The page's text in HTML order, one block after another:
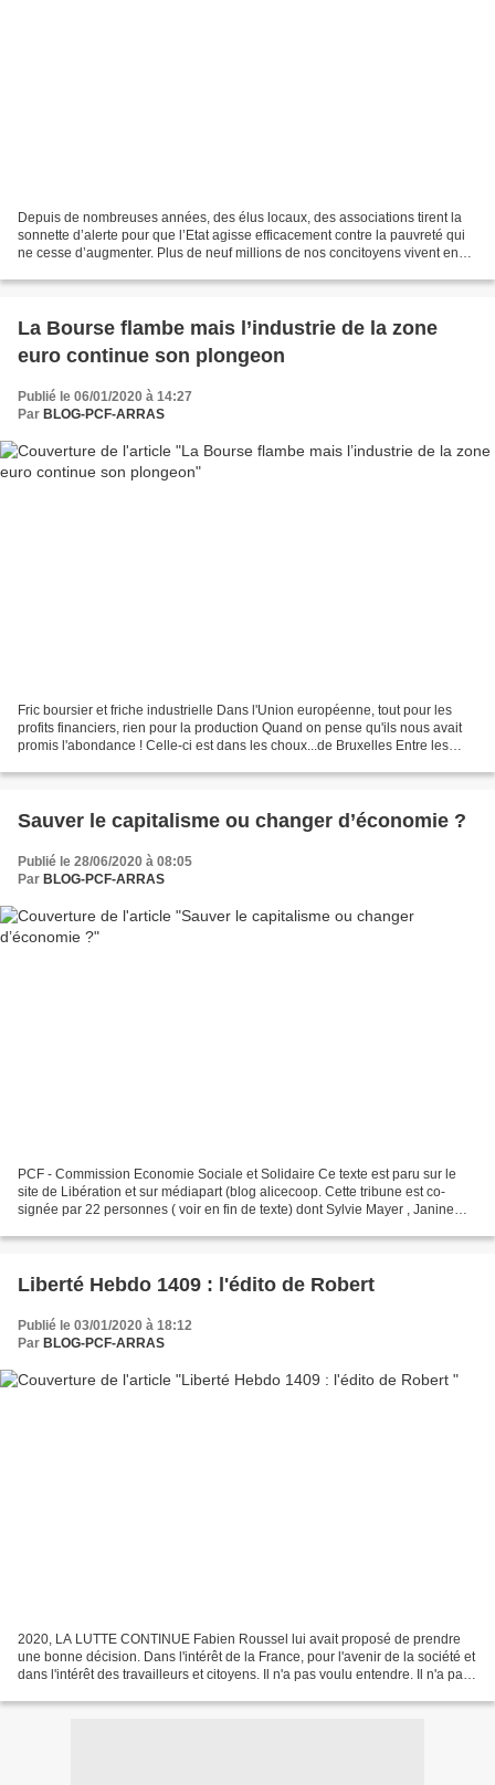
Depuis de nombreuses années, des élus locaux, des associations tirent la
sonnette d’alerte pour que l’Etat agisse efficacement contre la pauvreté qui
ne cesse d’augmenter. Plus de neuf millions de nos concitoyens vivent en
La Bourse flambe mais l’industrie de la zone
euro continue son plongeon
Publié le 06/01/2020 à 14:27
Par BLOG-PCF-ARRAS
Fric boursier et friche industrielle Dans l'Union européenne, tout pour les
profits financiers, rien pour la production Quand on pense qu'ils nous avait
promis l'abondance ! Celle-ci est dans les choux...de Bruxelles Entre les
Sauver le capitalisme ou changer d’économie ?
Publié le 28/06/2020 à 08:05
Par BLOG-PCF-ARRAS
PCF - Commission Economie Sociale et Solidaire Ce texte est paru sur le
site de Libération et sur médiapart (blog alicecoop. Cette tribune est co-
signée par 22 personnes ( voir en fin de texte) dont Sylvie Mayer , Janine
Liberté Hebdo 1409 : l'édito de Robert
Publié le 03/01/2020 à 18:12
Par BLOG-PCF-ARRAS
2020, LA LUTTE CONTINUE Fabien Roussel lui avait proposé de prendre
une bonne décision. Dans l'intérêt de la France, pour l'avenir de la société et
dans l'intérêt des travailleurs et citoyens. Il n'a pas voulu entendre. Il n'a pas